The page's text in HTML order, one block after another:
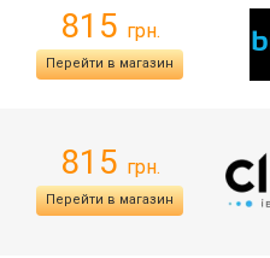
815 грн.
Перейти в магазин
815 грн.
Перейти в магазин